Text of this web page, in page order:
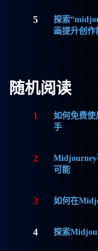
5
探索
画提升创作
随机阅读
1
如何免费
手
2
Midjourney
可能
3 如何在
4 探索